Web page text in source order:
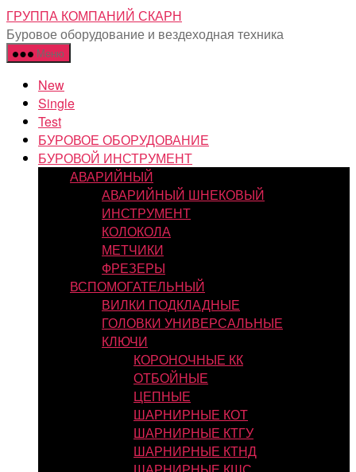
Перейти
к
содержимому
ГРУППА КОМПАНИЙ СКАРН
Буровое оборудование и вездеходная техника
Меню
New
Single
Test
БУРОВОЕ ОБОРУДОВАНИЕ
БУРОВОЙ ИНСТРУМЕНТ
АВАРИЙНЫЙ
АВАРИЙНЫЙ ШНЕКОВЫЙ
ИНСТРУМЕНТ
КОЛОКОЛА
МЕТЧИКИ
ФРЕЗЕРЫ
ВСПОМОГАТЕЛЬНЫЙ
ВИЛКИ ПОДКЛАДНЫЕ
ГОЛОВКИ УНИВЕРСАЛЬНЫЕ
КЛЮЧИ
КОРОНОЧНЫЕ КК
ОТБОЙНЫЕ
ЦЕПНЫЕ
ШАРНИРНЫЕ КОТ
ШАРНИРНЫЕ КТГУ
ШАРНИРНЫЕ КТНД